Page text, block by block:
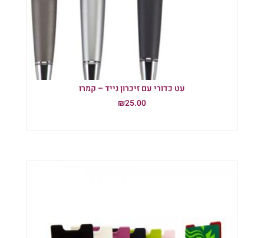
עט כדורי עם זיכרון נייד – קמרו
₪25.00